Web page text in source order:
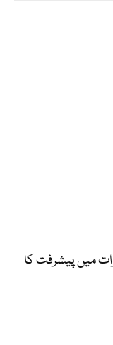
میں پیشرفت کا